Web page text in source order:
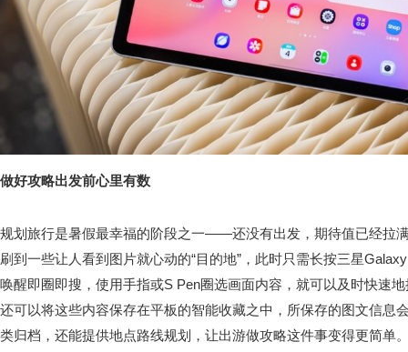
做好攻略出发前心里有数
规划旅行是暑假最幸福的阶段之一——还没有出发，期待值已经拉
刷到一些让人看到图片就心动的“目的地”，此时只需长按三星
唤醒即圈即搜，使用手指或S Pen圈选画面内容，就可以及时快速
还可以将这些内容保存在平板的智能收藏之中，所保存的图文信息
类归档，还能提供地点路线规划，让出游做攻略这件事变得更简单